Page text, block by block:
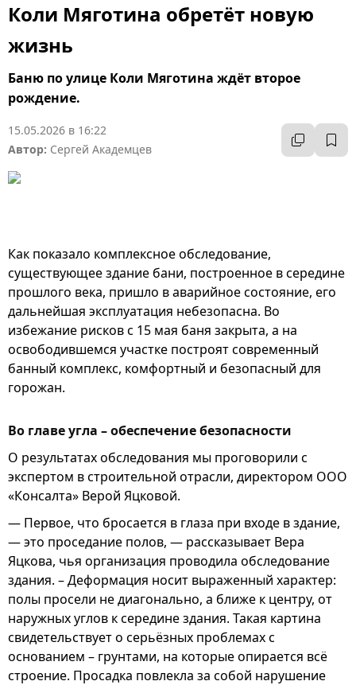
Коли Мяготина обретёт новую
жизнь
Баню по улице Коли Мяготина ждёт второе
рождение.
15.05.2026 в 16:22
Автор: Сергей Академцев
Как показало комплексное обследование,
существующее здание бани, построенное в середине
прошлого века, пришло в аварийное состояние, его
дальнейшая эксплуатация небезопасна. Во
избежание рисков с 15 мая баня закрыта, а на
освободившемся участке построят современный
банный комплекс, комфортный и безопасный для
горожан.
Во главе угла – обеспечение безопасности
О результатах обследования мы проговорили с
экспертом в строительной отрасли, директором ООО
«Консалта» Верой Яцковой.
— Первое, что бросается в глаза при входе в здание,
— это проседание полов, — рассказывает Вера
Яцкова, чья организация проводила обследование
здания. – Деформация носит выраженный характер:
полы просели не диагонально, а ближе к центру, от
наружных углов к середине здания. Такая картина
свидетельствует о серьёзных проблемах с
основанием – грунтами, на которые опирается всё
строение. Просадка повлекла за собой нарушение